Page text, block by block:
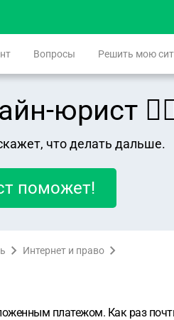
Вопросы Решить мою
юрист
что делать дальше.
поможет!
Интернет и право
платежом. Как раз